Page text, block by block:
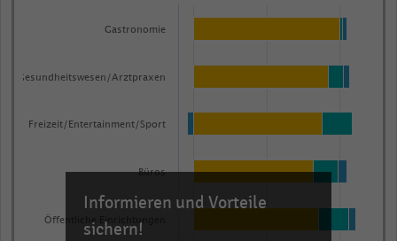
data
The
Gastronomie
Gesundheitswesen/Arztpraxen
Freizeit/Entertainment/Sport
Büros
Öffentliche Einrichtungen
Informieren und Vorteile
sichern!